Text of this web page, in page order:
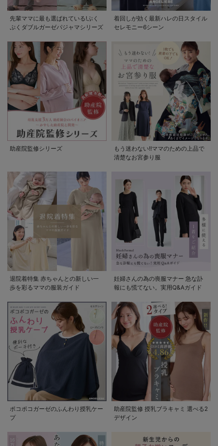
先輩ママに最も選ばれている!ぷく
ぷくダブルガーゼパジャマシリーズ
着回しが効く最新ハレの日スタイル
セレモニー6シーン
助産院監修シリーズ
もう迷わない!!ママのための上品で
清楚なお宮参り服
退院着特集 赤ちゃんとの新しい一
歩を彩るママの服装ガイド
妊婦さんの為の喪服マナー 急な訃
報にも慌てない。実用Q&Aガイド
ポコポコガーゼのふんわり授乳ケー
プ
助産院監修 授乳ブラキャミ 選べる2
デザイン